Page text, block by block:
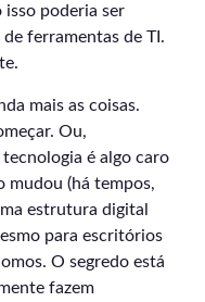
isso poderia ser
ferramentas de TI.
mais as coisas.
Ou,
é algo caro
mudou (há tempos,
estrutura digital
para escritórios
O segredo está
fazem